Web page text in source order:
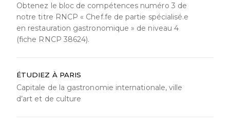
Obtenez le bloc de compétences numéro 3 de
notre titre RNCP « Chef.fe de partie spécialisé.e
en restauration gastronomique » de niveau 4
(fiche RNCP 38624).
ÉTUDIEZ À PARIS
Capitale de la gastronomie internationale, ville
d’art et de culture